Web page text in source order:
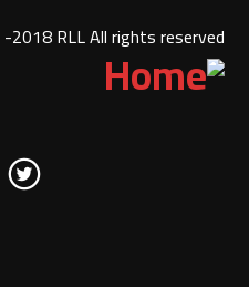
2018 RLL All rights reserved